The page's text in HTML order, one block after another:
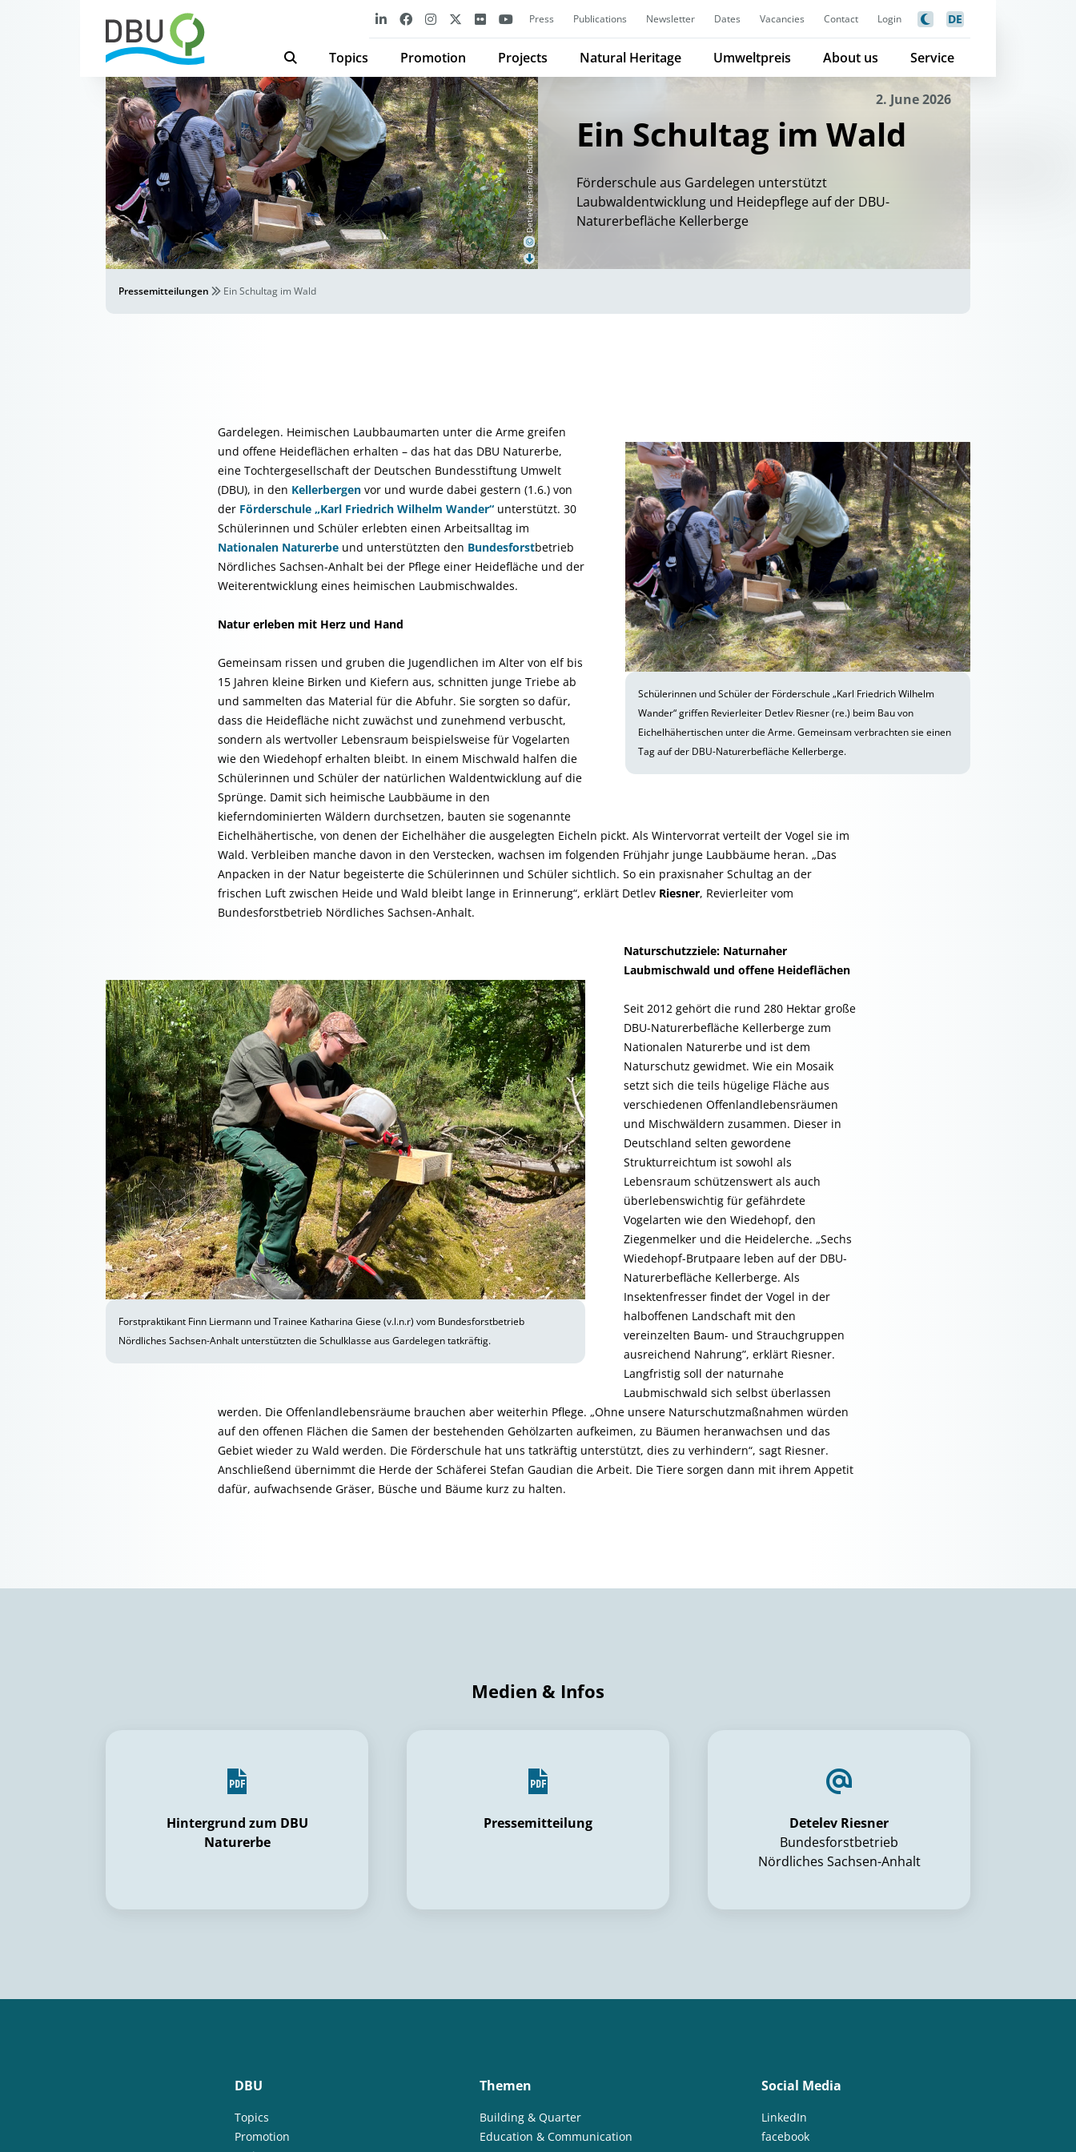
Press Publications Newsletter Dates Vacancies Contact Login DE
Topics Promotion Projects Natural Heritage Umweltpreis About us Service
©
Detlev Riesner/Bundesforst
2. June 2026
Ein Schultag im Wald
Förderschule aus Gardelegen unterstützt
Laubwaldentwicklung und Heidepflege auf der DBU-
Naturerbefläche Kellerberge
Pressemitteilungen Ein Schultag im Wald
Schülerinnen und Schüler der Förderschule „Karl Friedrich Wilhelm
Wander“ griffen Revierleiter Detlev Riesner (re.) beim Bau von
Eichelhähertischen unter die Arme. Gemeinsam verbrachten sie einen
Tag auf der DBU-Naturerbefläche Kellerberge.
Gardelegen. Heimischen Laubbaumarten unter die Arme greifen
und offene Heideflächen erhalten – das hat das DBU Naturerbe,
eine Tochtergesellschaft der Deutschen Bundesstiftung Umwelt
(DBU), in den Kellerbergen vor und wurde dabei gestern (1.6.) von
der Förderschule „Karl Friedrich Wilhelm Wander“ unterstützt. 30
Schülerinnen und Schüler erlebten einen Arbeitsalltag im
Nationalen Naturerbe und unterstützten den Bundesforstbetrieb
Nördliches Sachsen-Anhalt bei der Pflege einer Heidefläche und der
Weiterentwicklung eines heimischen Laubmischwaldes.
Natur erleben mit Herz und Hand
Gemeinsam rissen und gruben die Jugendlichen im Alter von elf bis
15 Jahren kleine Birken und Kiefern aus, schnitten junge Triebe ab
und sammelten das Material für die Abfuhr. Sie sorgten so dafür,
dass die Heidefläche nicht zuwächst und zunehmend verbuscht,
sondern als wertvoller Lebensraum beispielsweise für Vogelarten
wie den Wiedehopf erhalten bleibt. In einem Mischwald halfen die
Schülerinnen und Schüler der natürlichen Waldentwicklung auf die
Sprünge. Damit sich heimische Laubbäume in den
kieferndominierten Wäldern durchsetzen, bauten sie sogenannte
Eichelhähertische, von denen der Eichelhäher die ausgelegten Eicheln pickt. Als Wintervorrat verteilt der Vogel sie im
Wald. Verbleiben manche davon in den Verstecken, wachsen im folgenden Frühjahr junge Laubbäume heran. „Das
Anpacken in der Natur begeisterte die Schülerinnen und Schüler sichtlich. So ein praxisnaher Schultag an der
frischen Luft zwischen Heide und Wald bleibt lange in Erinnerung“, erklärt Detlev Riesner, Revierleiter vom
Bundesforstbetrieb Nördliches Sachsen-Anhalt.
Forstpraktikant Finn Liermann und Trainee Katharina Giese (v.l.n.r) vom Bundesforstbetrieb
Nördliches Sachsen-Anhalt unterstützten die Schulklasse aus Gardelegen tatkräftig.
Naturschutzziele: Naturnaher
Laubmischwald und offene Heideflächen
Seit 2012 gehört die rund 280 Hektar große
DBU-Naturerbefläche Kellerberge zum
Nationalen Naturerbe und ist dem
Naturschutz gewidmet. Wie ein Mosaik
setzt sich die teils hügelige Fläche aus
verschiedenen Offenlandlebensräumen
und Mischwäldern zusammen. Dieser in
Deutschland selten gewordene
Strukturreichtum ist sowohl als
Lebensraum schützenswert als auch
überlebenswichtig für gefährdete
Vogelarten wie den Wiedehopf, den
Ziegenmelker und die Heidelerche. „Sechs
Wiedehopf-Brutpaare leben auf der DBU-
Naturerbefläche Kellerberge. Als
Insektenfresser findet der Vogel in der
halboffenen Landschaft mit den
vereinzelten Baum- und Strauchgruppen
ausreichend Nahrung”, erklärt Riesner.
Langfristig soll der naturnahe
Laubmischwald sich selbst überlassen
werden. Die Offenlandlebensräume brauchen aber weiterhin Pflege. „Ohne unsere Naturschutzmaßnahmen würden
auf den offenen Flächen die Samen der bestehenden Gehölzarten aufkeimen, zu Bäumen heranwachsen und das
Gebiet wieder zu Wald werden. Die Förderschule hat uns tatkräftig unterstützt, dies zu verhindern“, sagt Riesner.
Anschließend übernimmt die Herde der Schäferei Stefan Gaudian die Arbeit. Die Tiere sorgen dann mit ihrem Appetit
dafür, aufwachsende Gräser, Büsche und Bäume kurz zu halten.
Medien & Infos
Hintergrund zum DBU
Naturerbe
Pressemitteilung
Detelev Riesner
Bundesforstbetrieb
Nördliches Sachsen-Anhalt
DBU
Topics
Promotion
Themen
Building & Quarter
Education & Communication
Social Media
LinkedIn
facebook